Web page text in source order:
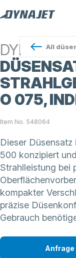
All
DYNAJET
O 075,
Item No. 548064
Dieser
500 konzipiert
Strahlleistung bei
kompakter
präzise
Gebrauch
Anfrage